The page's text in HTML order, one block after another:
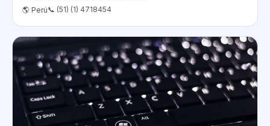
🌎 Perú📞 (51) (1) 4718454